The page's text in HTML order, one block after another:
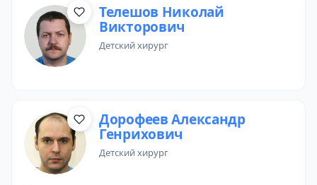
Телешов Николай
Викторович
детский хирург
Дорофеев Александр
Генрихович
детский хирург